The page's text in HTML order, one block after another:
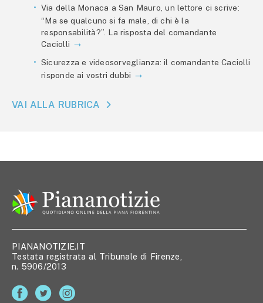
Via della Monaca a San Mauro, un lettore ci scrive:
“Ma se qualcuno si fa male, di chi è la
responsabilità?”. La risposta del comandante
Caciolli
Sicurezza e videosorveglianza: il comandante Caciolli
risponde ai vostri dubbi
VAI ALLA RUBRICA
PIANANOTIZIE.IT
Testata registrata al Tribunale di Firenze,
n. 5906/2013